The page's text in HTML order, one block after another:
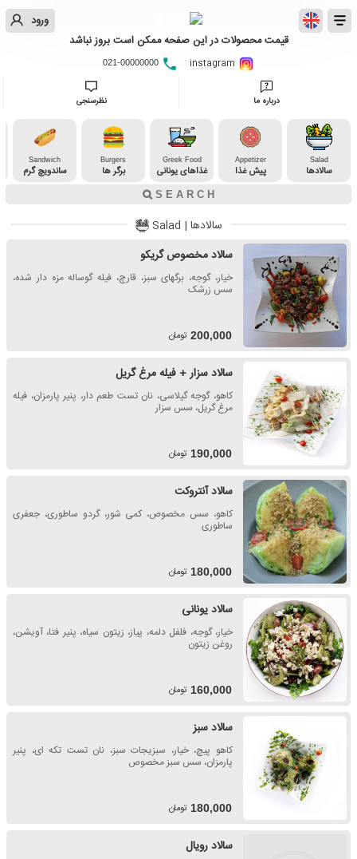
ورود
قیمت محصولات در این صفحه ممکن است بروز نباشد
021-00000000
درباره ما نظرسنجی
Salad
سالادها
Appetizer
پیش غذا
Greek Food
غذاهای یونانی
Burgers
برگر ها
Sandwich
ساندویچ گرم
سالادها | Salad
سالاد مخصوص گریکو
خیار، گوجه، برگهای سبز، قارچ، فیله گوساله مزه دار شده،
سس زرشک
200,000 تومان
سالاد سزار + فیله مرغ گریل
کاهو، گوجه گیلاسی، نان تست طعم دار، پنیر پارمزان، فیله
مرغ گریل، سس سزار
190,000 تومان
سالاد آنتروکت
کاهو، سس مخصوص، کمی شور، گردو ساطوری، جعفری
ساطوری
180,000 تومان
سالاد یونانی
خیار، گوجه، فلفل دلمه، پیاز، زیتون سیاه، پنیر فتا، آویشن،
روغن زیتون
160,000 تومان
سالاد سبز
کاهو پیچ، خیار، سبزیجات سبز، نان تست تکه ای، پنیر
پارمزان، سس سبز مخصوص
180,000 تومان
سالاد رویال